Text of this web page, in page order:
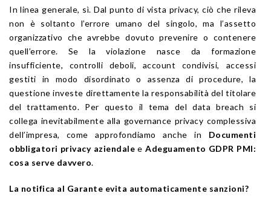
In linea generale, sì. Dal punto di vista privacy, ciò che rileva
non è soltanto l’errore umano del singolo, ma l’assetto
organizzativo che avrebbe dovuto prevenire o contenere
quell’errore. Se la violazione nasce da formazione
insufficiente, controlli deboli, account condivisi, accessi
gestiti in modo disordinato o assenza di procedure, la
questione investe direttamente la responsabilità del titolare
del trattamento. Per questo il tema del data breach si
collega inevitabilmente alla governance privacy complessiva
dell’impresa, come approfondiamo anche in Documenti
obbligatori privacy aziendale e Adeguamento GDPR PMI:
cosa serve davvero.
La notifica al Garante evita automaticamente sanzioni?